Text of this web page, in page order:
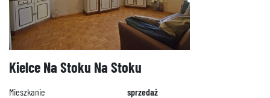
Kielce Na Stoku Na Stoku
Mieszkanie
sprzedaż